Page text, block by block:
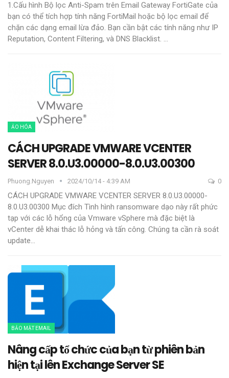
1.Cấu hình Bộ lọc Anti-Spam trên Email Gateway FortiGate của
bạn có thể tích hợp tính năng FortiMail hoặc bộ lọc email để
chặn các dạng email lừa đảo. Bạn cần bật các tính năng như IP
Reputation, Content Filtering, và DNS Blacklist. …
ẢO HÓA
CÁCH UPGRADE VMWARE VCENTER
SERVER 8.0.U3.00000-8.0.U3.00300
Phuong.nguyen 2024/10/14 - 4:39 AM 0
CÁCH UPGRADE VMWARE VCENTER SERVER 8.0.U3.00000-
8.0.U3.00300 Mục đích Tình hình ransomware dạo này rất phức
tạp với các lỗ hổng của Vmware vSphere mà đặc biệt là
vCenter dễ khai thác lỗ hỏng và tấn công. Chúng ta cần rà soát
update…
BẢO MẬT EMAIL
Nâng cấp tổ chức của bạn từ phiên bản
hiện tại lên Exchange Server SE